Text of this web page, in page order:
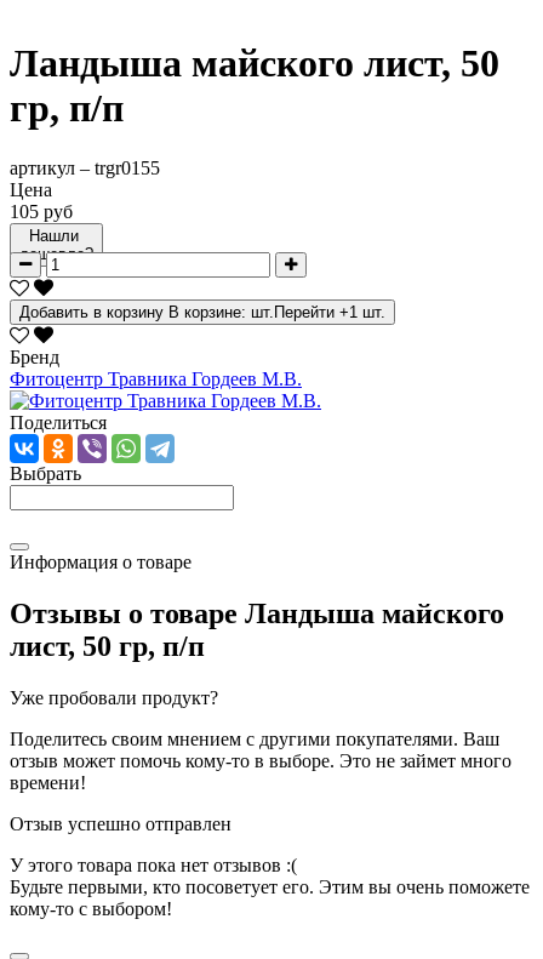
Ландыша майского лист, 50
гр, п/п
артикул – trgr0155
Цена
105 руб
Нашли
дешевле?
Добавить в корзину В корзине: шт. Перейти +1 шт.
Бренд
Фитоцентр Травника Гордеев М.В.
Поделиться
Выбрать
Информация о товаре
Отзывы о товаре Ландыша майского
лист, 50 гр, п/п
Уже пробовали продукт?
Поделитесь своим мнением с другими покупателями. Ваш
отзыв может помочь кому-то в выборе. Это не займет много
времени!
Отзыв успешно отправлен
У этого товара пока нет отзывов :(
Будьте первыми, кто посоветует его. Этим вы очень поможете
кому-то с выбором!